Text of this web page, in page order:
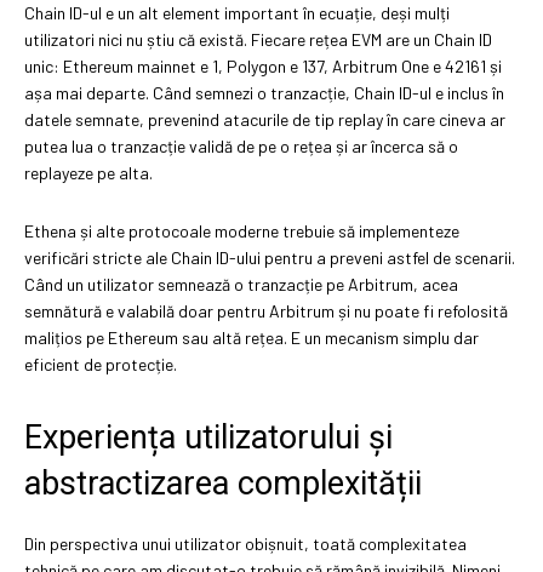
Chain ID-ul e un alt element important în ecuație, deși mulți
utilizatori nici nu știu că există. Fiecare rețea EVM are un Chain ID
unic: Ethereum mainnet e 1, Polygon e 137, Arbitrum One e 42161 și
așa mai departe. Când semnezi o tranzacție, Chain ID-ul e inclus în
datele semnate, prevenind atacurile de tip replay în care cineva ar
putea lua o tranzacție validă de pe o rețea și ar încerca să o
replayeze pe alta.
Ethena și alte protocoale moderne trebuie să implementeze
verificări stricte ale Chain ID-ului pentru a preveni astfel de scenarii.
Când un utilizator semnează o tranzacție pe Arbitrum, acea
semnătură e valabilă doar pentru Arbitrum și nu poate fi refolosită
malițios pe Ethereum sau altă rețea. E un mecanism simplu dar
eficient de protecție.
Experiența utilizatorului și
abstractizarea complexității
Din perspectiva unui utilizator obișnuit, toată complexitatea